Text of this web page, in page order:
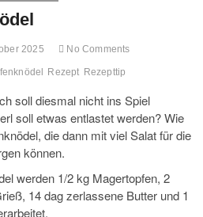
2025 No Comments
Rezept Rezepttip
soll diesmal nicht ins Spiel
soll etwas entlastet werden? Wie
die dann mit viel Salat für die
können.
werden 1/2 kg Magertopfen, 2
14 dag zerlassene Butter und 1